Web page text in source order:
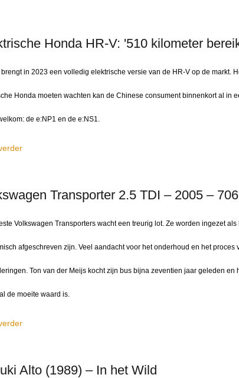
Honda HR-V: '510 kilometer
brengt in 2023 een volledig elektrische versie van de HR-V op de markt.
Honda moeten wachten kan de Chinese consument binnenkort al in
de e:NP1 en de e:NS1.
Transporter 2.5 TDI – 2005 –
Volkswagen Transporters wacht een treurig lot. Ze worden ingezet
afgeschreven zijn. Veel aandacht voor het onderhoud en het proces
Ton van der Meijs kocht zijn bus bijna zeventien jaar geleden en
de moeite waard is.
Alto (1989) – In het Wild